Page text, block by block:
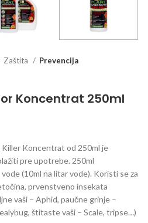
Zaštita Prevencija
Koncentrat 250ml
Koncentrat od 250ml je
pre upotrebe. 250ml
(10ml na litar vode). Koristi se za
prvenstveno insekata
vaši – Aphid, paučne grinje –
štitaste vaši – Scale, tripse…)